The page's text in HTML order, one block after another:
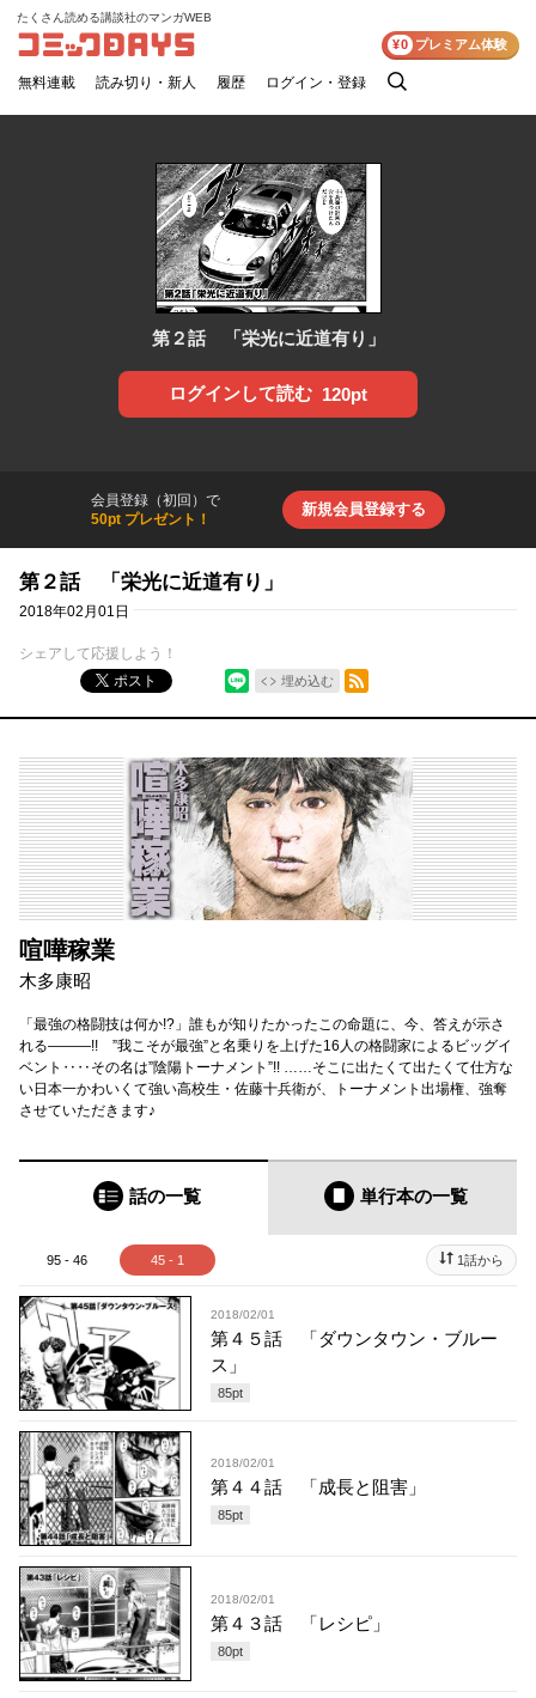
コミックDAYS
たくさん読める講談社のマンガWEB
無料連載 読み切り・新人 履歴 ログイン・登録
検
¥0 プレミアム体験
第２話 「栄光に近道有り」
ログインして読む 120pt
会員登録（初回）で
50pt プレゼント！
新規会員登録する
第２話 「栄光に近道有り」
2018年02月01日
シェアして応援しよう！
ポスト
埋め込む
RSSフィード
喧嘩稼業
木多康昭
「最強の格闘技は何か!?」誰もが知りたかったこの命題に、今、答えが示さ
れる―――!! ”我こそが最強”と名乗りを上げた16人の格闘家によるビッグイ
ベント‥‥その名は”陰陽トーナメント”!! ……そこに出たくて出たくて仕方な
い日本一かわいくて強い高校生・佐藤十兵衛が、トーナメント出場権、強奪
させていただきます♪
話の一覧 単行本の一覧
95 - 46 45 - 1 1話から
2018/02/01
第４５話 「ダウンタウン・ブルー
ス」
85pt
2018/02/01
第４４話 「成長と阻害」
85pt
2018/02/01
第４３話 「レシピ」
80pt